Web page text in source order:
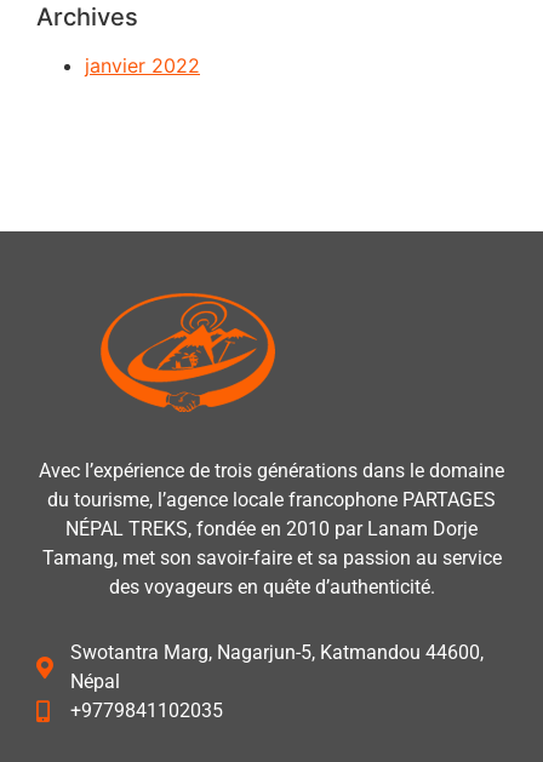
Archives
janvier 2022
Avec l’expérience de trois générations dans le domaine
du tourisme, l’agence locale francophone PARTAGES
NÉPAL TREKS, fondée en 2010 par Lanam Dorje
Tamang, met son savoir-faire et sa passion au service
des voyageurs en quête d’authenticité.
Swotantra Marg, Nagarjun-5, Katmandou 44600,
Népal
+9779841102035